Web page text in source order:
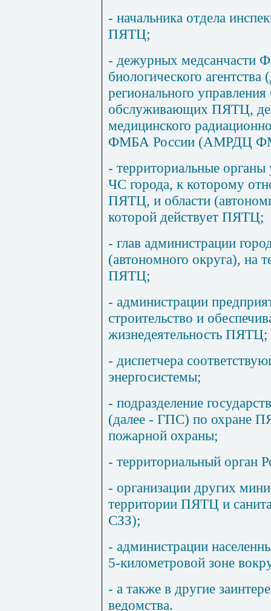
- начальника отдела
ПЯТЦ;
- дежурных медсанчасти
биологического
регионального
обслуживающих ПЯТЦ,
медицинского
ФМБА России (АМРДЦ
- территориальные
ЧС города, к которому
ПЯТЦ, и области
которой действует ПЯТЦ;
- глав администрации
(автономного округа), на
ПЯТЦ;
- администрации
строительство и
жизнедеятельность ПЯТЦ;
- диспетчера
энергосистемы;
- подразделение
(далее - ГПС) по охране
пожарной охраны;
- территориальный орган
- организации других
территории ПЯТЦ и
СЗЗ);
- администрации
5-километровой зоне
- а также в другие
ведомства.